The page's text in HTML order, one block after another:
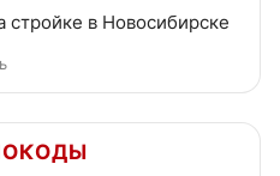
стройке в Новосибирске